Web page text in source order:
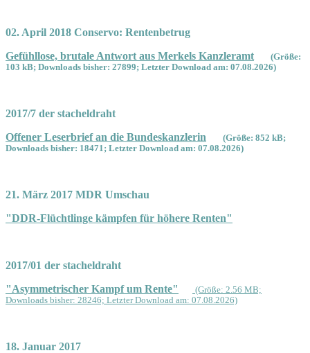
02. April 2018 Conservo: Rentenbetrug
Gefühllose, brutale Antwort aus Merkels Kanzleramt
(Größe:
103 kB; Downloads bisher: 27899; Letzter Download am: 07.08.2026)
2017/7 der stacheldraht
Offener Leserbrief an die Bundeskanzlerin
(Größe: 852 kB;
Downloads bisher: 18471; Letzter Download am: 07.08.2026)
21. März 2017 MDR Umschau
"DDR-Flüchtlinge kämpfen für höhere Renten"
2017/01 der stacheldraht
"Asymmetrischer Kampf um Rente"
(Größe: 2.56 MB;
Downloads bisher: 28246; Letzter Download am: 07.08.2026)
18. Januar 2017